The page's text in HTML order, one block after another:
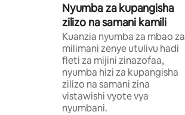
Nyumba za kupangisha
zilizo na samani kamili
Kuanzia nyumba za mbao za
milimani zenye utulivu hadi
fleti za mijini zinazofaa,
nyumba hizi za kupangisha
zilizo na samani zina
vistawishi vyote vya
nyumbani.